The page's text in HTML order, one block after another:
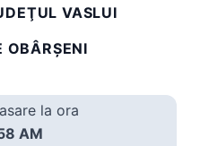
VASLUI
OBÂRŞENI
la ora
AM